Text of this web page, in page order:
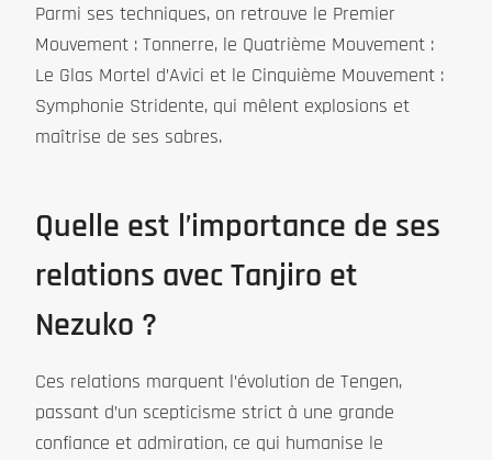
Parmi ses techniques, on retrouve le Premier
Mouvement : Tonnerre, le Quatrième Mouvement :
Le Glas Mortel d’Avici et le Cinquième Mouvement :
Symphonie Stridente, qui mêlent explosions et
maîtrise de ses sabres.
Quelle est l’importance de ses
relations avec Tanjiro et
Nezuko ?
Ces relations marquent l’évolution de Tengen,
passant d’un scepticisme strict à une grande
confiance et admiration, ce qui humanise le